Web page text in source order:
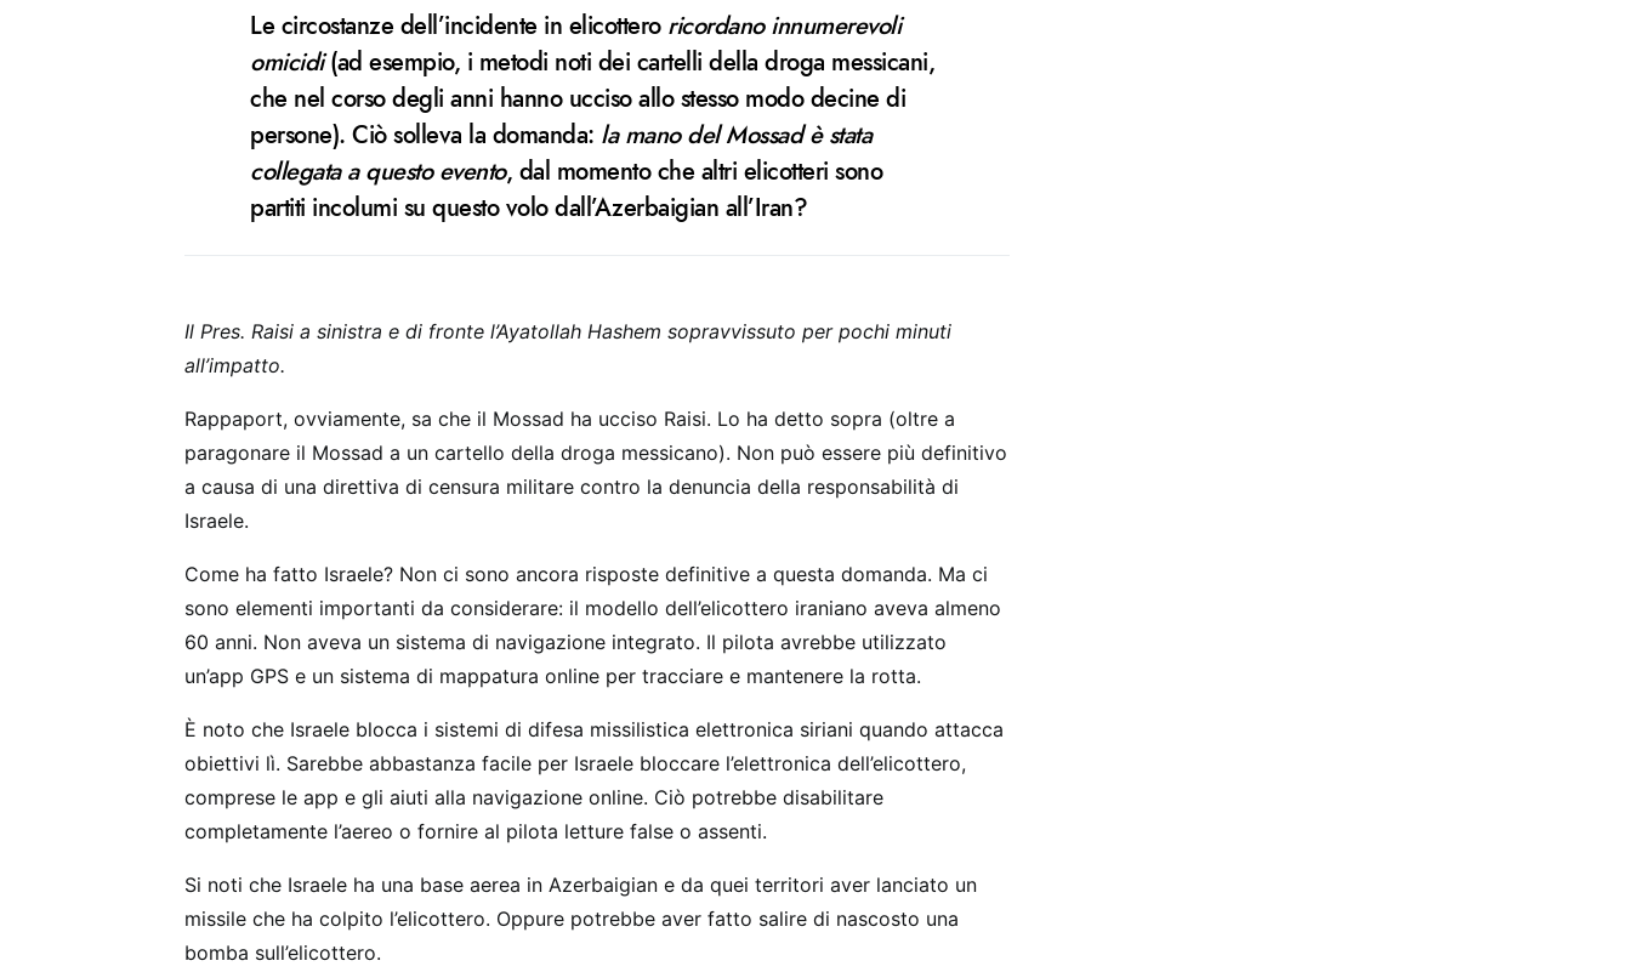
Le circostanze dell’incidente in elicottero ricordano innumerevoli
omicidi(ad esempio, i metodi noti dei cartelli della droga messicani,
che nel corso degli anni hanno ucciso allo stesso modo decine di
persone). Ciò solleva la domanda: la mano del Mossad è stata
collegata a questo evento, dal momento che altri elicotteri sono
partiti incolumi su questo volo dall’Azerbaigian all’Iran?
Il Pres. Raisi a sinistra e di fronte l’Ayatollah Hashem sopravvissuto per pochi minuti
all’impatto.
Rappaport, ovviamente, sa che il Mossad ha ucciso Raisi. Lo ha detto sopra (oltre a
paragonare il Mossad a un cartello della droga messicano). Non può essere più definitivo
a causa di una direttiva di censura militare contro la denuncia della responsabilità di
Israele.
Come ha fatto Israele? Non ci sono ancora risposte definitive a questa domanda. Ma ci
sono elementi importanti da considerare: il modello dell’elicottero iraniano aveva almeno
60 anni. Non aveva un sistema di navigazione integrato. Il pilota avrebbe utilizzato
un’app GPS e un sistema di mappatura online per tracciare e mantenere la rotta.
È noto che Israele blocca i sistemi di difesa missilistica elettronica siriani quando attacca
obiettivi lì. Sarebbe abbastanza facile per Israele bloccare l’elettronica dell’elicottero,
comprese le app e gli aiuti alla navigazione online. Ciò potrebbe disabilitare
completamente l’aereo o fornire al pilota letture false o assenti.
Si noti che Israele ha una base aerea in Azerbaigian e da quei territori aver lanciato un
missile che ha colpito l’elicottero. Oppure potrebbe aver fatto salire di nascosto una
bomba sull’elicottero.